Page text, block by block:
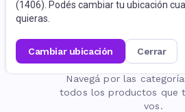
(1406). Podés cambiar tu ubicación
quieras.
cambiar ubicación cerrar
La página no
Navegá por las
todos los productos que
vos.